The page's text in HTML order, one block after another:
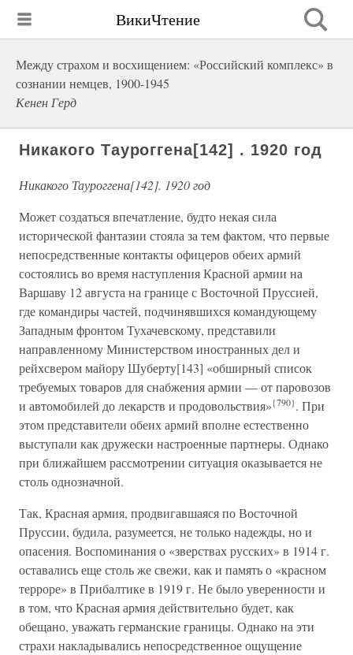
ВикиЧтение
Между страхом и восхищением: «Российский комплекс» в
сознании немцев, 1900-1945
Кенен Герд
Никакого Тауроггена[142] . 1920 год
Никакого Тауроггена[142]. 1920 год
Может создаться впечатление, будто некая сила
исторической фантазии стояла за тем фактом, что первые
непосредственные контакты офицеров обеих армий
состоялись во время наступления Красной армии на
Варшаву 12 августа на границе с Восточной Пруссией,
где командиры частей, подчинявшихся командующему
Западным фронтом Тухачевскому, представили
направленному Министерством иностранных дел и
рейхсвером майору Шуберту[143] «обширный список
требуемых товаров для снабжения армии — от паровозов
и автомобилей до лекарств и продовольствия»{790}. При
этом представители обеих армий вполне естественно
выступали как дружески настроенные партнеры. Однако
при ближайшем рассмотрении ситуация оказывается не
столь однозначной.
Так, Красная армия, продвигавшаяся по Восточной
Пруссии, будила, разумеется, не только надежды, но и
опасения. Воспоминания о «зверствах русских» в 1914 г.
оставались еще столь же свежи, как и память о «красном
терроре» в Прибалтике в 1919 г. Не было уверенности и
в том, что Красная армия действительно будет, как
обещано, уважать германские границы. Однако на эти
страхи накладывались непосредственное ощущение